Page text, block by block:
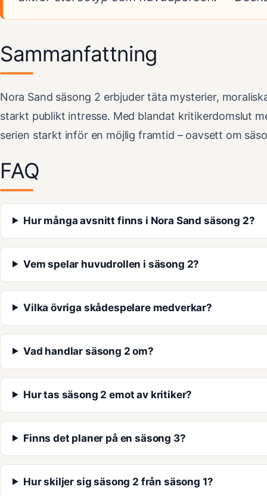
Sammanfattning
Nora Sand säsong 2 erbjuder täta mysterier,
starkt publikt intresse. Med blandat kritikerdomslut
serien starkt inför en möjlig framtid – oavsett om
FAQ
Hur många avsnitt finns i Nora Sand säsong 2?
Vem spelar huvudrollen i säsong 2?
Vilka övriga skådespelare medverkar?
Vad handlar säsong 2 om?
Hur tas säsong 2 emot av kritiker?
Finns det planer på en säsong 3?
Hur skiljer sig säsong 2 från säsong 1?